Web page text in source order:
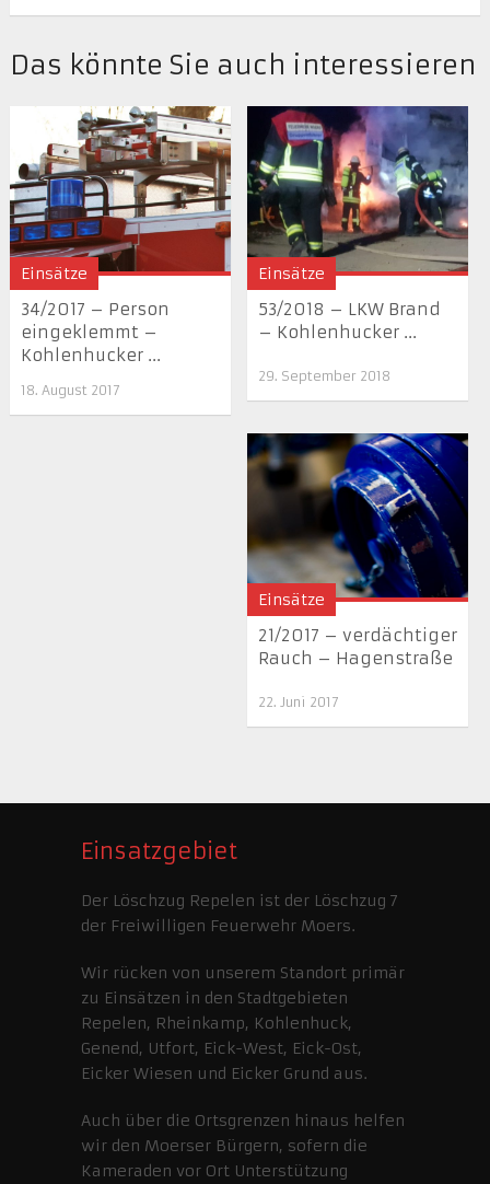
Das könnte Sie auch interessieren
Einsätze
34/2017 – Person
eingeklemmt –
Kohlenhucker ...
18. August 2017
Einsätze
53/2018 – LKW Brand
– Kohlenhucker ...
29. September 2018
Einsätze
21/2017 – verdächtiger
Rauch – Hagenstraße
22. Juni 2017
Einsatzgebiet
Der Löschzug Repelen ist der Löschzug 7
der Freiwilligen Feuerwehr Moers.
Wir rücken von unserem Standort primär
zu Einsätzen in den Stadtgebieten
Repelen, Rheinkamp, Kohlenhuck,
Genend, Utfort, Eick-West, Eick-Ost,
Eicker Wiesen und Eicker Grund aus.
Auch über die Ortsgrenzen hinaus helfen
wir den Moerser Bürgern, sofern die
Kameraden vor Ort Unterstützung